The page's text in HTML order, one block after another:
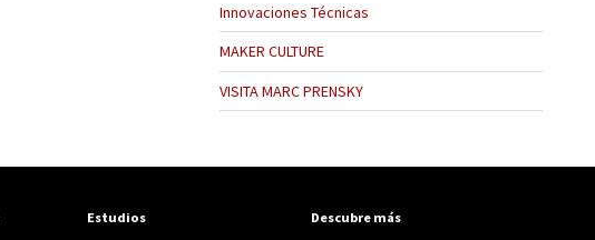
Innovaciones Técnicas
MAKER CULTURE
VISITA MARC PRENSKY
Estudios
Descubre más